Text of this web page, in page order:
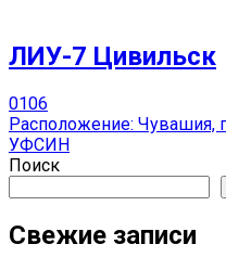
ЛИУ-7 Цивильск
0106
Расположение:
УФСИН
Поиск
Свежие записи